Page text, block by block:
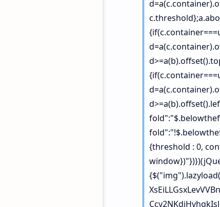
{threshold : 0,